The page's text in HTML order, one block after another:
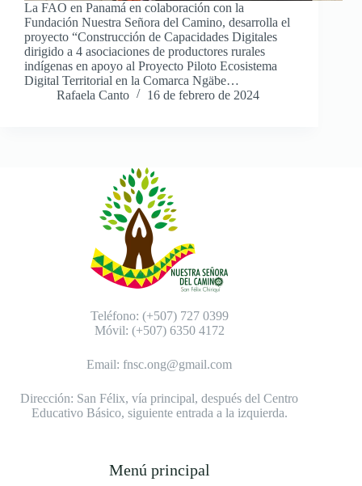
La FAO en Panamá en colaboración con la
Fundación Nuestra Señora del Camino, desarrolla el
proyecto “Construcción de Capacidades Digitales
dirigido a 4 asociaciones de productores rurales
indígenas en apoyo al Proyecto Piloto Ecosistema
Digital Territorial en la Comarca Ngäbe…
Rafaela Canto
16 de febrero de 2024
Teléfono: (+507) 727 0399
Móvil: (+507) 6350 4172
Email:fnsc.ong@gmail.com
Dirección: San Félix, vía principal, después del Centro
Educativo Básico, siguiente entrada a la izquierda.
Menú principal